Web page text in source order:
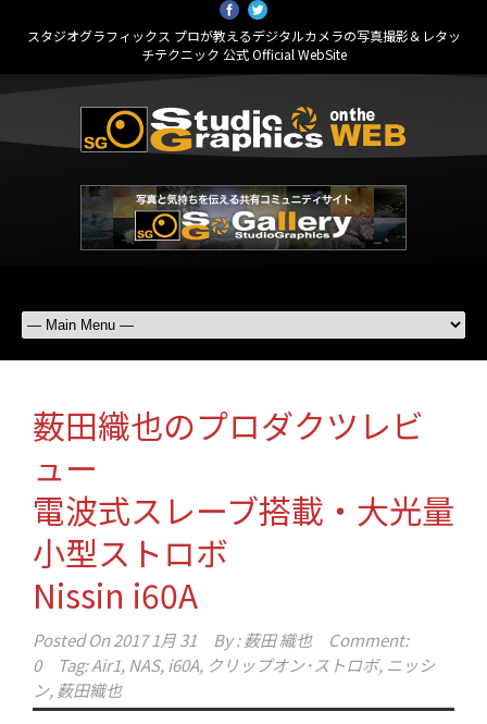
スタジオグラフィックス プロが教えるデジタルカメラの写真撮影＆レタッ
チテクニック 公式 Official WebSite
薮田織也のプロダクツレビ
ュー
電波式スレーブ搭載・大光量
小型ストロボ
Nissin i60A
Posted On2017 1月 31 By : 薮田 織也
Comment:
0
Tag:Air1, NAS,i60A, クリップオン･ストロボ, ニッシ
ン, 薮田織也